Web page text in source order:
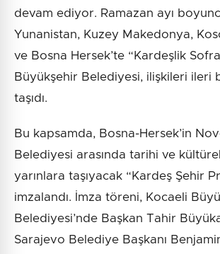
devam ediyor. Ramazan ayı
Yunanistan, Kuzey Makedonya,
ve Bosna Hersek’te “Kardeşlik
Büyükşehir Belediyesi, ilişkileri ileri
taşıdı.
Bu kapsamda, Bosna-Hersek’in
Belediyesi arasında tarihi ve
yarınlara taşıyacak “Kardeş Şehir
imzalandı. İmza töreni, Kocaeli
Belediyesi’nde Başkan Tahir
Sarajevo Belediye Başkanı